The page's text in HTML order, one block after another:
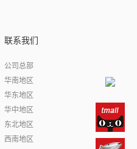
联系我们
公司总部
华南地区
华东地区
华中地区
东北地区
西南地区